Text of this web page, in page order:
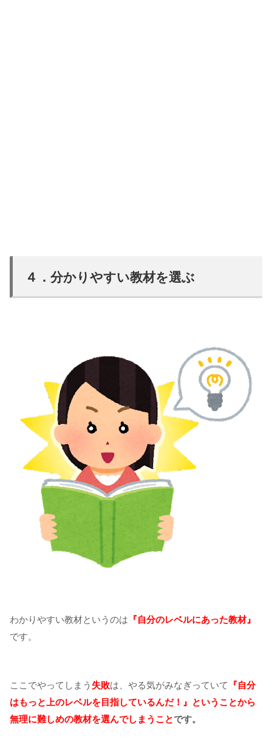
４．分かりやすい教材を選ぶ
わかりやすい教材というのは 『自分のレベルにあった教材』
です。
ここでやってしまう 失敗は、やる気がみなぎっていて
『自分
はもっと上のレベルを目指しているんだ！』ということから
無理に難しめの教材を選んでしまうことです。